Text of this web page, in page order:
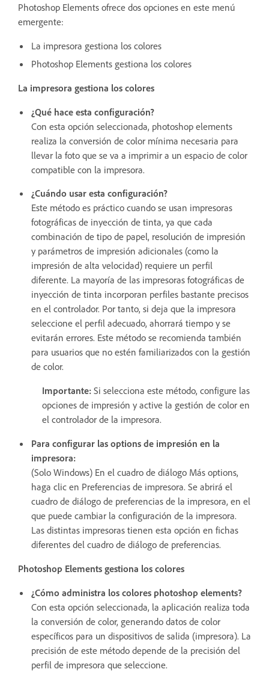
Photoshop Elements ofrece dos opciones en este menú
emergente:
La impresora gestiona los colores
Photoshop Elements gestiona los colores
La impresora gestiona los colores
¿Qué hace esta configuración?
Con esta opción seleccionada, photoshop elements
realiza la conversión de color mínima necesaria para
llevar la foto que se va a imprimir a un espacio de color
compatible con la impresora.
¿Cuándo usar esta configuración?
Este método es práctico cuando se usan impresoras
fotográficas de inyección de tinta, ya que cada
combinación de tipo de papel, resolución de impresión
y parámetros de impresión adicionales (como la
impresión de alta velocidad) requiere un perfil
diferente. La mayoría de las impresoras fotográficas de
inyección de tinta incorporan perfiles bastante precisos
en el controlador. Por tanto, si deja que la impresora
seleccione el perfil adecuado, ahorrará tiempo y se
evitarán errores. Este método se recomienda también
para usuarios que no estén familiarizados con la gestión
de color.
Importante: Si selecciona este método, configure las
opciones de impresión y active la gestión de color en
el controlador de la impresora.
Para configurar las options de impresión en la
impresora:
(Solo Windows) En el cuadro de diálogo Más options,
haga clic en Preferencias de impresora. Se abrirá el
cuadro de diálogo de preferencias de la impresora, en el
que puede cambiar la configuración de la impresora.
Las distintas impresoras tienen esta opción en fichas
diferentes del cuadro de diálogo de preferencias.
Photoshop Elements gestiona los colores
¿Cómo administra los colores photoshop elements?
Con esta opción seleccionada, la aplicación realiza toda
la conversión de color, generando datos de color
específicos para un dispositivos de salida (impresora). La
precisión de este método depende de la precisión del
perfil de impresora que seleccione.